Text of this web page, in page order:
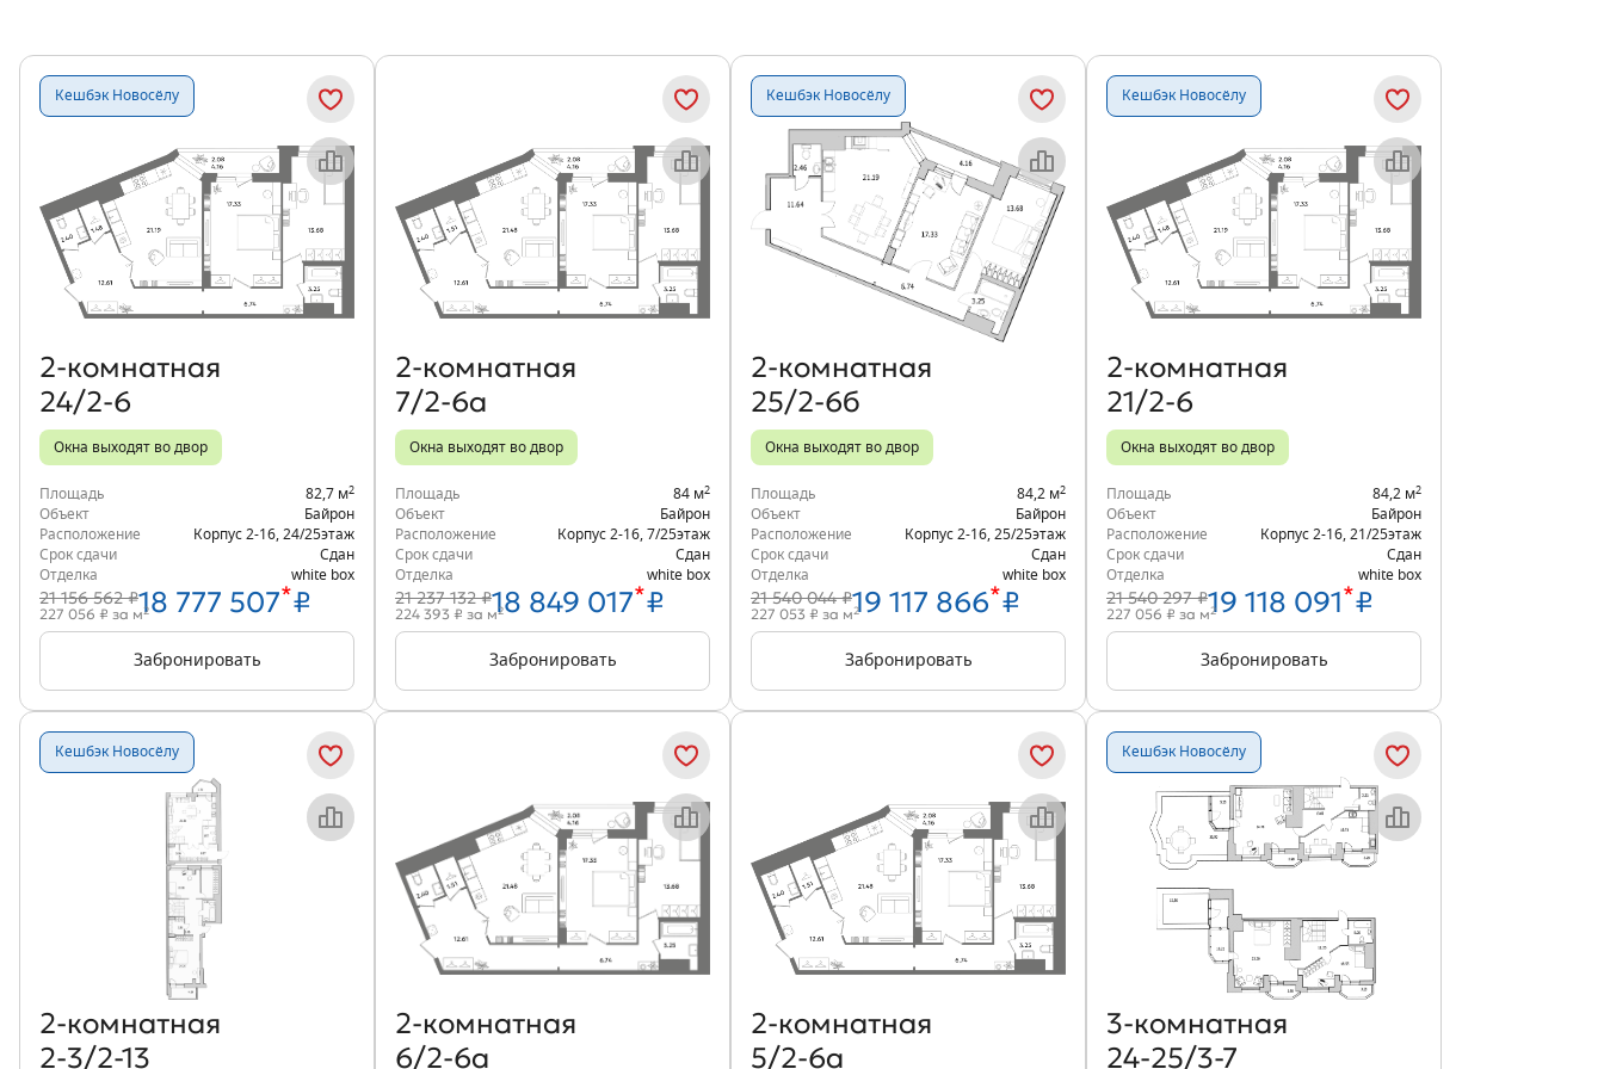
Кешбэк Новосёлу
Объект месяца
2‑комнатная
24/2-6
Окна выходят во двор
Площадь 82,7 м2
Объект
Байрон
Расположение
Корпус 2-16 24/25этаж
Срок сдачи
Сдан
Отделка
white box
21 156 562 ₽18 777 507*₽
227 056 ₽ за м2
Забронировать
Объект месяца
2‑комнатная
7/2-6а
Окна выходят во двор
Площадь 84 м2
Объект
Байрон
Расположение
Корпус 2-16 7/25этаж
Срок сдачи
Сдан
Отделка
white box
21 237 132 ₽18 849 017*₽
224 393 ₽ за м2
Забронировать
Кешбэк Новосёлу
Объект месяца
2‑комнатная
25/2-6б
Окна выходят во двор
Площадь 84,2 м2
Объект
Байрон
Расположение
Корпус 2-16 25/25этаж
Срок сдачи
Сдан
Отделка
white box
21 540 044 ₽19 117 866*₽
227 053 ₽ за м2
Забронировать
Кешбэк Новосёлу
Объект месяца
2‑комнатная
21/2-6
Окна выходят во двор
Площадь 84,2 м2
Объект
Байрон
Расположение
Корпус 2-16 21/25этаж
Срок сдачи
Сдан
Отделка
white box
21 540 297 ₽19 118 091*₽
227 056 ₽ за м2
Забронировать
Кешбэк Новосёлу
Объект месяца
2‑комнатная
2-3/2-13
Объект месяца
2‑комнатная
6/2-6а
Объект месяца
2‑комнатная
5/2-6а
Кешбэк Новосёлу
3‑комнатная
24-25/3-7